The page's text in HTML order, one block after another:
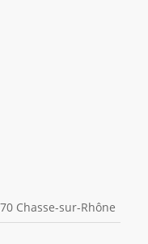
Chasse-sur-Rhône